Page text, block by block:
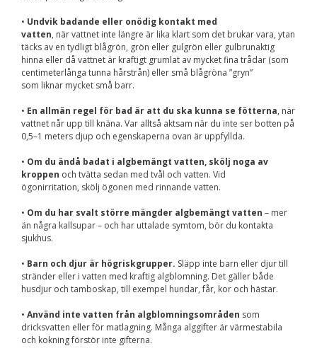
• Undvik badande eller onödig kontakt med
vatten, när vattnet inte längre är lika klart som det brukar vara, ytan
täcks av en tydligt blågrön, grön eller gulgrön eller gulbrunaktig
hinna eller då vattnet är kraftigt grumlat av mycket fina trådar (som
centimeterlånga tunna hårstrån) eller små blågröna ”gryn”
som liknar mycket små barr.
• En allmän regel för bad är att du ska kunna se fötterna, när
vattnet når upp till knäna. Var alltså aktsam när du inte ser botten på
0,5–1 meters djup och egenskaperna ovan är uppfyllda.
• Om du ändå badat i algbemängt vatten, skölj noga av
kroppen och tvätta sedan med tvål och vatten. Vid
ögonirritation, skölj ögonen med rinnande vatten.
• Om du har svalt större mängder algbemängt vatten – mer
än några kallsupar – och har uttalade symtom, bör du kontakta
sjukhus.
• Barn och djur är högriskgrupper. Släpp inte barn eller djur till
stränder eller i vatten med kraftig algblomning. Det gäller både
husdjur och tamboskap, till exempel hundar, får, kor och hästar.
• Använd inte vatten från algblomningsområden som
dricksvatten eller för matlagning. Många alggifter är värmestabila
och kokning förstör inte gifterna.
baserat på
hur
hemsidan
används.
För att vår
hemsida ska
prestera så bra
under ditt
besök. Om du
nekar de här
kommer viss
funktionalitet
att försvinna
hemsidan.
Genom att dela med
dig av dina intressen